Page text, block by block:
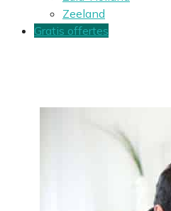
Zeeland
Gratis offertes